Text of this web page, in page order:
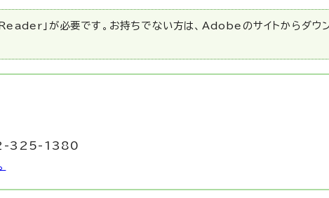
」が必要です。お持ちでない方は、Adobeのサイトからダウン
325-1380